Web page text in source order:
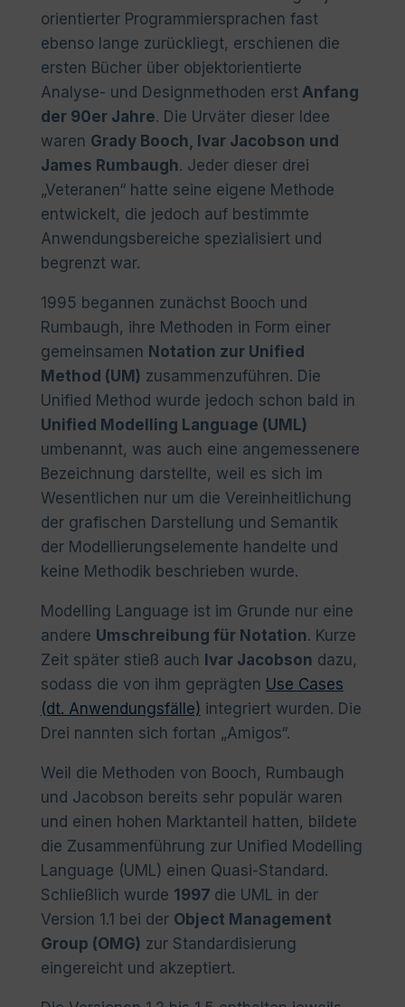
orientierter Programmiersprachen fast
ebenso lange zurückliegt, erschienen die
ersten Bücher über objektorientierte
Analyse- und Designmethoden erstAnfang
der 90er Jahre. Die Urväter dieser Idee
waren Grady Booch, Ivar Jacobson und
James Rumbaugh. Jeder dieser drei
„Veteranen“ hatte seine eigene Methode
entwickelt, die jedoch auf bestimmte
Anwendungsbereiche spezialisiert und
begrenzt war.
1995 begannen zunächst Booch und
Rumbaugh, ihre Methoden in Form einer
gemeinsamen Notation zur Unified
Method (UM) zusammenzuführen. Die
Unified Method wurde jedoch schon bald in
Unified Modelling Language (UML)
umbenannt, was auch eine angemessenere
Bezeichnung darstellte, weil es sich im
Wesentlichen nur um die Vereinheitlichung
der grafischen Darstellung und Semantik
der Modellierungselemente handelte und
keine Methodik beschrieben wurde.
Modelling Language ist im Grunde nur eine
andere Umschreibung für Notation. Kurze
Zeit später stieß auch Ivar Jacobson dazu,
sodass die von ihm geprägten Use Cases
(dt. Anwendungsfälle) integriert wurden. Die
Drei nannten sich fortan „Amigos“.
Weil die Methoden von Booch, Rumbaugh
und Jacobson bereits sehr populär waren
und einen hohen Marktanteil hatten, bildete
die Zusammenführung zur Unified Modelling
Language (UML) einen Quasi-Standard.
Schließlich wurde 1997 die UML in der
Version 1.1 bei der Object Management
Group (OMG) zur Standardisierung
eingereicht und akzeptiert.